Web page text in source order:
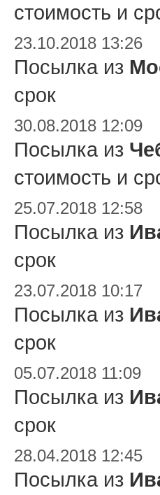
стоимость и
23.10.2018 13:26
Посылка из
срок
30.08.2018 12:09
Посылка из
стоимость и
25.07.2018 12:58
Посылка из
срок
23.07.2018 10:17
Посылка из
срок
05.07.2018 11:09
Посылка из
срок
28.04.2018 12:45
Посылка из